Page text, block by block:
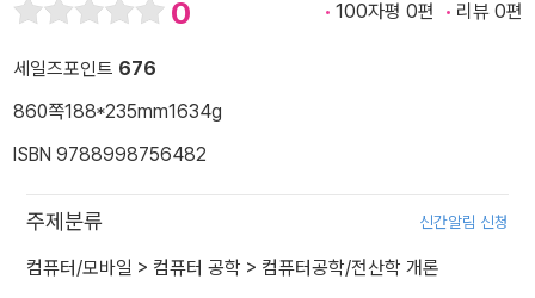
0 100자평 0편 리뷰 0편
세일즈포인트 676
860쪽188*235mm1634g
ISBN 9788998756482
주제분류 신간알림 신청
컴퓨터/모바일 > 컴퓨터 공학 > 컴퓨터공학/전산학 개론